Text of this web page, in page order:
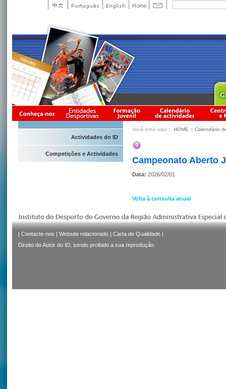
Actividades do ID
Competições e Actividades
Você está aqui： HOME > Calendário
Campeonato Aberto
Data: 2026/02/01
Volta à consulta anual
| Contacte-nos | Website relacionado | Carta de Qualidade |
Direito do Autor do ID, sendo proibido a sua reprodução.